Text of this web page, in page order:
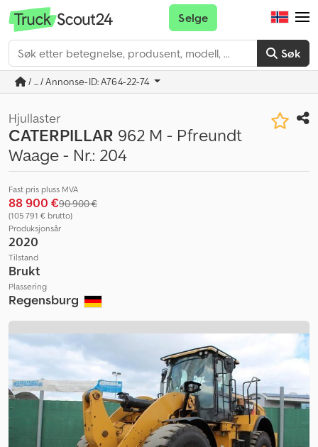
Søk
Selge
/ ... / Annonse-ID: A764-22-74
Hjullaster
CATERPILLAR 962 M - Pfreundt
Waage - Nr.: 204
Fast pris pluss MVA
88 900 €90 900 €
(105 791 € brutto)
Produksjonsår
2020
Tilstand
Brukt
Plassering
Regensburg